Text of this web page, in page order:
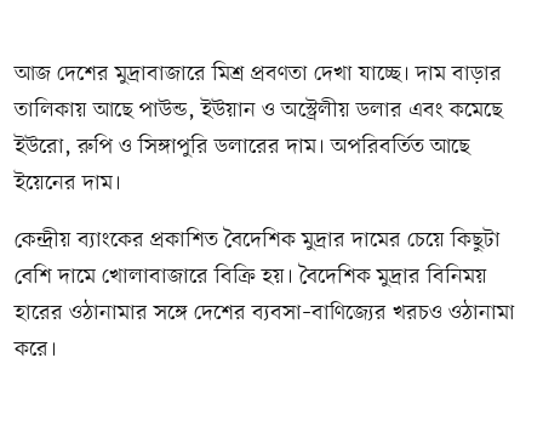
আজ দেশের মুদ্রাবাজারে মিশ্র প্রবণতা দেখা যাচ্ছে। দাম বাড়ার
তালিকায় আছে পাউন্ড, ইউয়ান ও অস্ট্রেলীয় ডলার এবং কমেছে
ইউরো, রুপি ও সিঙ্গাপুরি ডলারের দাম। অপরিবর্তিত আছে
ইয়েনের দাম।
কেন্দ্রীয় ব্যাংকের প্রকাশিত বৈদেশিক মুদ্রার দামের চেয়ে কিছুটা
বেশি দামে খোলাবাজারে বিক্রি হয়। বৈদেশিক মুদ্রার বিনিময়
হারের ওঠানামার সঙ্গে দেশের ব্যবসা–বাণিজ্যের খরচও ওঠানামা
করে।